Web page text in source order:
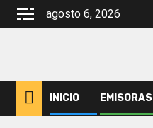
Saltar
agosto 6, 2026
INICIO EMISORAS